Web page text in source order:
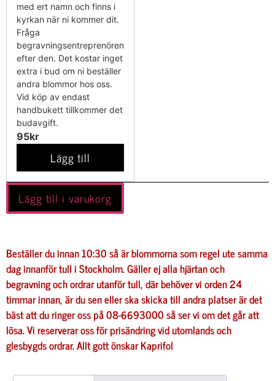
med ert namn och finns i
kyrkan när ni kommer dit.
Fråga
begravningsentreprenören
efter den. Det kostar inget
extra i bud om ni beställer
andra blommor hos oss.
Vid köp av endast
handbukett tillkommer det
budavgift.
95kr
Lägg till
Lägg till i varukorg
Beställer du innan 10:30 så är blommorna som regel ute samma
dag innanför tull i Stockholm. Gäller ej alla hjärtan och
begravning och ordrar utanför tull, där behöver vi orden 24
timmar innan, är du sen eller ska skicka till andra platser är det
bäst att du ringer oss på 08-6693000 så ser vi om det går att
lösa. Vi reserverar oss för prisändring vid utomlands och
glesbygds ordrar.Allt gott önskarKaprifol